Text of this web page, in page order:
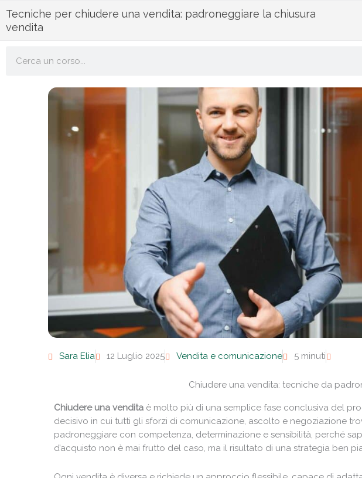
Tecniche per chiudere una vendita: padroneggiare la chiusura
vendita
Sara Elia 12 Luglio 2025 Vendita e comunicazione 5 minuti
Chiudere una vendita: tecniche da
Chiudere una vendita è molto più di una semplice fase conclusiva del
decisivo in cui tutti gli sforzi di comunicazione, ascolto e negoziazione
padroneggiare con competenza, determinazione e sensibilità, perché
d’acquisto non è mai frutto del caso, ma il risultato di una strategia ben